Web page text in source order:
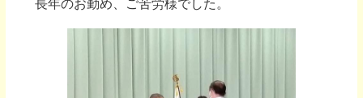
長年のお勤め、ご苦労様でした。